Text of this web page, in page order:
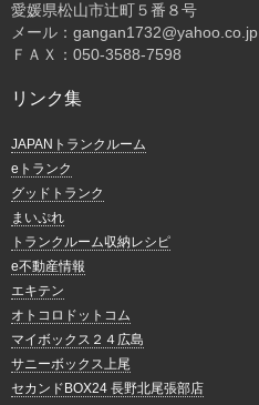
愛媛県松山市辻町５番８号
メール：gangan1732@yahoo.co.jp
ＦＡＸ：050-3588-7598
リンク集
JAPANトランクルーム
eトランク
グッドトランク
まいぷれ
トランクルーム収納レシピ
e不動産情報
エキテン
オトコロドットコム
マイボックス２４広島
サニーボックス上尾
セカンドBOX24 長野北尾張部店